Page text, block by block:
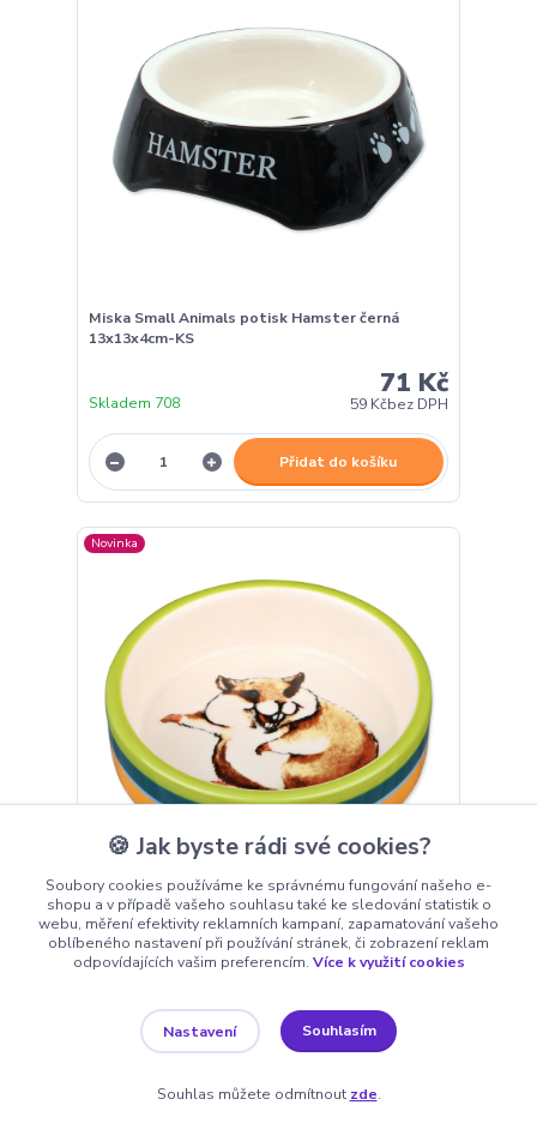
Miska Small Animals potisk Hamster černá
13x13x4cm-KS
71 Kč
59 Kčbez DPH
Skladem 708
Přidat do košíku
Novinka
Miska Trixie keramická pro křečky 80ml/8cm-KS
46 Kč
38 Kčbez DPH
Skladem 832
Přidat do košíku
🍪 Jak byste rádi své cookies?
Soubory cookies používáme ke správnému fungování našeho e-
shopu a v případě vašeho souhlasu také ke sledování statistik o
webu, měření efektivity reklamních kampaní, zapamatování vašeho
oblíbeného nastavení při používání stránek, či zobrazení reklam
odpovídajících vašim preferencím. Více k využití cookies
Nastavení Souhlasím
Souhlas můžete odmítnout zde.